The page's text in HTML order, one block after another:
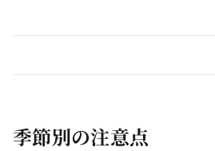
季節別の注意点